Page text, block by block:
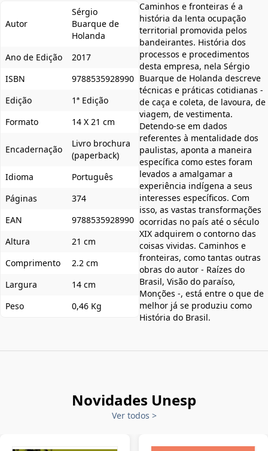
Autor
Sérgio
Buarque de
Holanda
Ano de Edição
2017
ISBN
9788535928990
Edição
1ª Edição
Formato
14 X 21 cm
Encadernação
Livro brochura
(paperback)
Idioma
Português
Páginas
374
EAN
9788535928990
Altura
21 cm
Comprimento
2.2 cm
Largura
14 cm
Peso
0,46 Kg
Caminhos e fronteiras é a
história da lenta ocupação
territorial promovida pelos
bandeirantes. História dos
processos e procedimentos
desta empresa, nela Sérgio
Buarque de Holanda descreve
técnicas e práticas cotidianas -
de caça e coleta, de lavoura, de
viagem, de vestimenta.
Detendo-se em dados
referentes à mentalidade dos
paulistas, aponta a maneira
específica como estes foram
levados a amalgamar a
experiência indígena a seus
interesses específicos. Com
isso, as vastas transformações
ocorridas no país até o século
XIX adquirem o contorno das
coisas vividas. Caminhos e
fronteiras, como tantas outras
obras do autor - Raízes do
Brasil, Visão do paraíso,
Monções -, está entre o que de
melhor já se produziu como
História do Brasil.
Novidades Unesp
Ver todos >